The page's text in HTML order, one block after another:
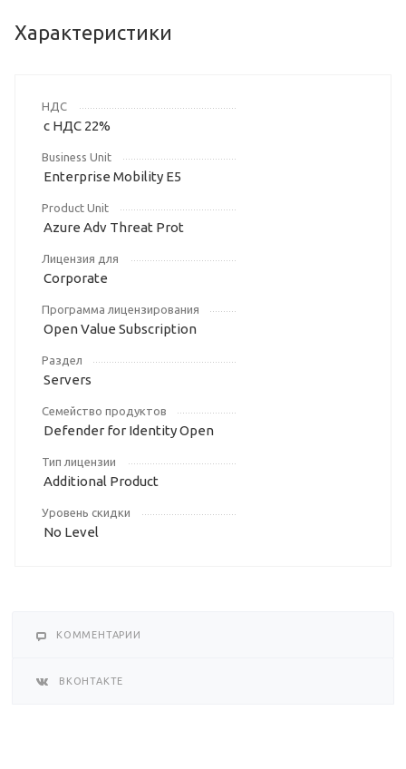
Характеристики
НДС
с НДС 22%
Business Unit
Enterprise Mobility E5
Product Unit
Azure Adv Threat Prot
Лицензия для
Corporate
Программа лицензирования
Open Value Subscription
Раздел
Servers
Семейство продуктов
Defender for Identity Open
Тип лицензии
Additional Product
Уровень скидки
No Level
КОММЕНТАРИИ
ВКОНТАКТЕ